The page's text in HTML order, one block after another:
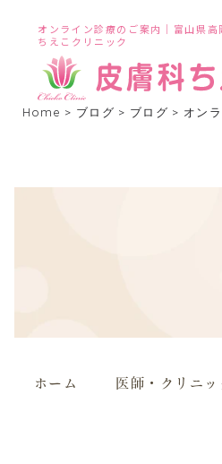
オンライン診療のご案内｜富山県
ちえこクリニック
Home > ブログ > ブログ > オン
ホーム 医師・クリニッ